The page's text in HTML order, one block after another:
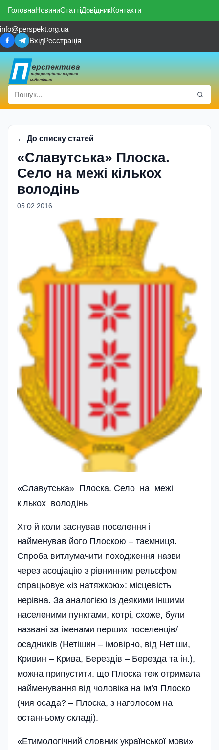
ГоловнаНовиниСтаттіДовідникКонтакти
info@perspekt.org.ua
ВхідРеєстрація
← До списку статей
«Славутська» Плоска.
Село на межі кількох
володінь
05.02.2016
«Славутська» Плоска. Село на межі
кількох володінь
Хто й коли заснував поселення і
найменував його Плоскою – таємниця.
Спроба витлумачити походження назви
через асоціацію з рівнинним рельєфом
спрацьовує «із натяжкою»: місцевість
нерівна. За аналогією із деякими іншими
населеними пунктами, котрі, схоже, були
названі за іменами перших поселенців/
осадників (Нетішин – імовірно, від Нетіши,
Кривин – Крива, Берездів – Березда та ін.),
можна припустити, що Плоска теж отримала
найменування від чоловіка на ім’я Плоско
(чия осада? – Плоска, з наголосом на
останньому складі).
«Етимологічний словник української мови»